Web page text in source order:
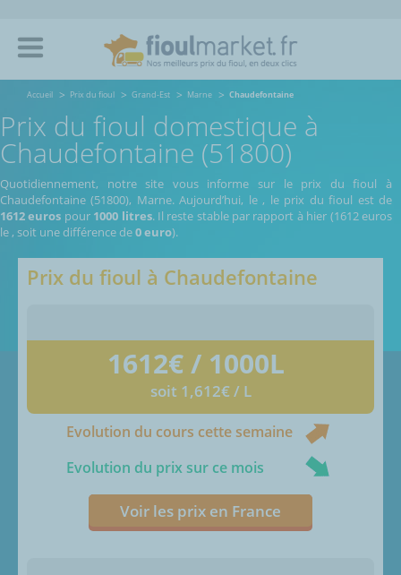
Accueil Prix du fioul Grand-Est Marne Chaudefontaine
Prix du fioul domestique à
Chaudefontaine (51800)
Quotidiennement, notre site vous informe sur le prix du fioul à
Chaudefontaine (51800), Marne.Aujourd’hui, le , le prix du fioul est de
1612 euros pour 1000 litres. Il reste stable par rapport à hier (1612 euros
le , soit une différence de0 euro).
Prix du fioul à Chaudefontaine
1612€ / 1000L
soit 1,612€ / L
Evolution du cours cette semaine
Evolution du prix sur ce mois
Voir les prix en France